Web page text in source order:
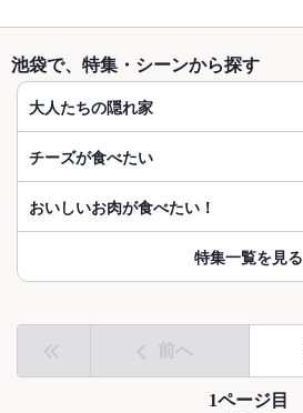
池袋で、特集・シーンから探す
大人たちの隠れ家
チーズが食べたい
おいしいお肉が食べたい！
特集一覧を見る
前へ
1ページ目